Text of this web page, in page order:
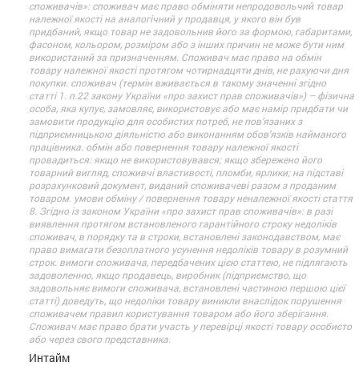
споживачів»: споживач має право обміняти непродовольчий товар
належної якості на аналогічний у продавця, у якого він був
придбаний, якщо товар не задовольнив його за формою, габаритами,
фасоном, кольором, розміром або з інших причин не може бути ним
використаний за призначенням. Споживач має право на обмін
товару належної якості протягом чотирнадцяти днів, не рахуючи дня
покупки. споживач (термін вживається в такому значенні згідно
статті 1. п.22 закону України «про захист прав споживачів») – фізична
особа, яка купує, замовляє, використовує або має намір придбати чи
замовити продукцію для особистих потреб, не пов’язаних з
підприємницькою діяльністю або виконанням обов’язків найманого
працівника. обмін або повернення товару належної якості
провадиться: якщо не використовувався; якщо збережено його
товарний вигляд, споживчі властивості, пломби, ярлики; на підставі
розрахунковий документ, виданий споживачеві разом з проданим
товаром. умови обміну / повернення товару неналежної якості стаття
8. Згідно із законом України «про захист прав споживачів»: в разі
виявлення протягом встановленого гарантійного строку недоліків
споживач, в порядку та в строки, встановлені законодавством, має
право вимагати безоплатного усунення недоліків товару в розумний
строк. вимоги споживача, передбачених цією статтею, не підлягають
задоволенню, якщо продавець, виробник (підприємство, що
задовольняє вимоги споживача, встановлені частиною першою цієї
статті) доведуть, що недоліки товару виникли внаслідок порушення
споживачем правил користування товаром або його зберігання.
Споживач має право брати участь у перевірці якості товару особисто
або через свого представника.
Интайм